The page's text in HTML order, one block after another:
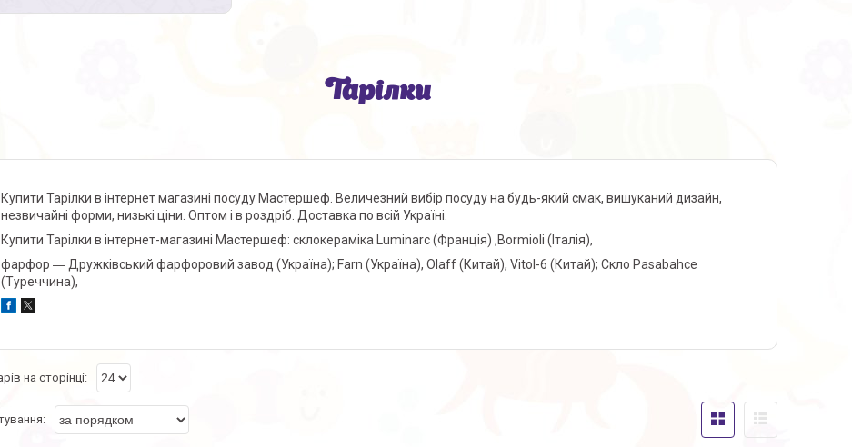
Тарілки
Купити Тарілки в інтернет магазині посуду Мастершеф. Величезний вибір посуду на будь-який смак, вишуканий дизайн,
незвичайні форми, низькі ціни. Оптом і в роздріб. Доставка по всій Україні.
Купити Тарілки в інтернет-магазині Мастершеф: склокераміка Luminarc (Франція) ,Bormioli (Італія),
фарфор ― Дружківський фарфоровий завод (Україна); Farn (Україна), Olaff (Китай), Vitol-6 (Китай); Скло Pasabahce
(Туреччина),